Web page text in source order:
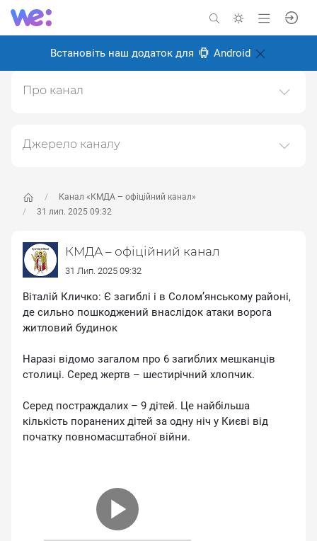
Встановіть наш додаток для Android
Канал «КМДА – офіційний канал»
31 лип. 2025 09:32
КМДА – офіційний канал
31 Лип. 2025 09:32
Віталій Кличко: Є загиблі і в Соломʼянському районі,
де сильно пошкоджений внаслідок атаки ворога
житловий будинок
Наразі відомо загалом про 6 загиблих мешканців
столиці. Серед жертв – шестирічний хлопчик.
Серед постраждалих – 9 дітей. Це найбільша
кількість поранених дітей за одну ніч у Києві від
початку повномасштабної війни.
Про канал
Створено: 6 листопада 2024
Джерело каналу
метою його популяризації та збільшення аудиторії
його підписників.
отримання повної інформації про Автора, чи
предмет допису.